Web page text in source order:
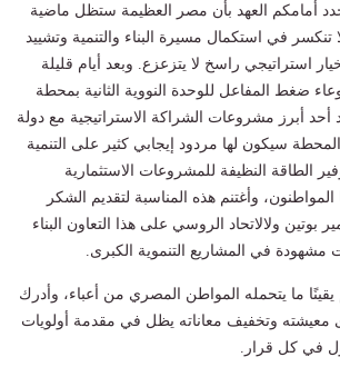
أمامكم العهد بأن مصر العظيمة ستظل ماضية
تنكسر في استكمال مسيرة البناء والتنمية وتشييد
استراتيجي راسخ لا يتزعزع. وبعد أيام قليلة
ضغط المفاعل للوحدة النووية الثانية بمحطة
أحد أبرز مشروعات الشراكة الاستراتيجية مع دولة
المحطة سيكون لها مردود إيجابي كثير على التنمية
الطاقة النظيفة للمشروعات الاستثمارية
وأغتنم هذه المناسبة لتقديم الشكر
بوتين ولالاتحاد الروسي على هذا التعاون البناء
مشهودة في المشاريع التنموية الكبرى.
ما يتحمله المواطن المصري من أعباء، وأدرك
وتخفيف معاناته يظل في مقدمة أولويات
في كل قرار.